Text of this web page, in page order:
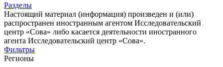
Разделы
Настоящий материал (информация) произведен и (или)
распространен иностранным агентом Исследовательский
центр «Сова» либо касается деятельности иностранного
агента Исследовательский центр «Сова».
Фильтры
Регионы